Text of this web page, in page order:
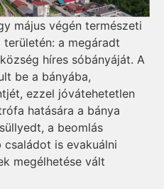
május végén természeti
a megáradt
híres sóbányáját. A
be a bányába,
ezzel jóvátehetetlen
hatására a bánya
a beomlás
családot is evakuálni
megélhetése vált